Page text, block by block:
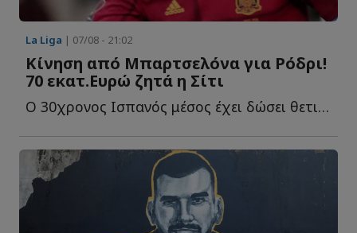
La Liga | 07/08 - 21:02
Κίνηση από Μπαρτσελόνα για Ρόδρι!
70 εκατ.Ευρώ ζητά η Σίτι
Ο 30χρονος Ισπανός μέσος έχει δώσει θετικό μήνυμα στους Κ...